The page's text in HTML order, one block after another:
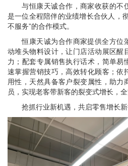
与恒康天诚合作，商家收获的不
是一位全程陪伴的业绩增长合伙人，
不服务”的合作模式。
恒康天诚为合作商家提供全方位
动堆头物料设计，让门店活动展区醒
力；配套专属销售执行话术，简单易
速掌握营销技巧，高效转化顾客；依
用性，天然具备客户裂变属性，助
员，实现老客带新客的裂变式增长，
抢抓行业新机遇，共启零售增长新